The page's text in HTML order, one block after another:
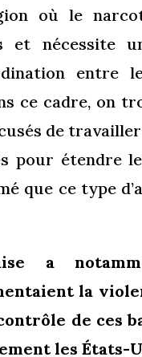
où le
et nécessite
entre
ce cadre, on
de
pour étendre
que ce type
a
la
de ces
les États-